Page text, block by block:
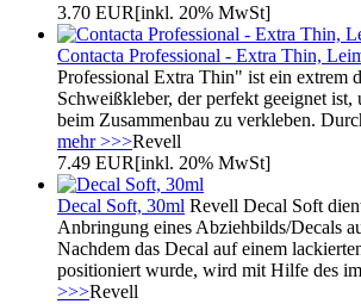
3.70 EUR[inkl. 20% MwSt]
Contacta Professional - Extra Thin,
Professional Extra Thin" ist ein extrem
Schweißkleber, der perfekt geeignet ist,
beim Zusammenbau zu verkleben.
mehr >>>Revell
7.49 EUR[inkl. 20% MwSt]
Decal Soft, 30ml Revell Decal Soft
Anbringung eines Abziehbilds/Decals
Nachdem das Decal auf einem
positioniert wurde, wird mit Hilfe des
>>>Revell